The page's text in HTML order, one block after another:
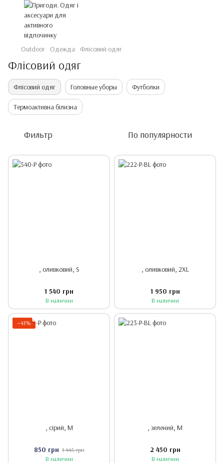
Outdoor Одежда Флісовий одяг
Флісовий одяг
Флісовий одяг Головные уборы Футболки
Термоактивна білизна
Фильтр По популярности
, оливковий, S
1 540 грн
В наличии
, оливковий, 2XL
1 950 грн
В наличии
−41%
, сірий, M
850 грн 1 445 грн
В наличии
, зелений, M
2 450 грн
В наличии